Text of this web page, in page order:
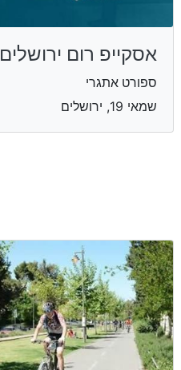
אסקייפ רום ירושלים
ספורט אתגרי
שמאי 19, ירושלים